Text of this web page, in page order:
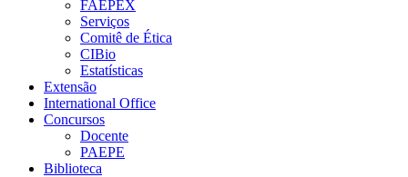
FAEPEX
Serviços
Comitê de Ética
CIBio
Estatísticas
Extensão
International Office
Concursos
Docente
PAEPE
Biblioteca